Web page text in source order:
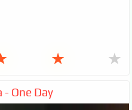
★ ★
- One Day